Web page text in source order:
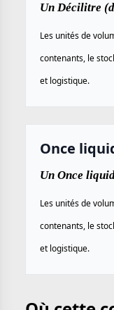
Un Décilitre
Les unités de
contenants, le
et logistique.
Once
Un Once
Les unités de
contenants, le
et logistique.